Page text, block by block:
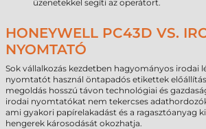
üzenetekkel segíti az operátort.
HONEYWELL PC43D VS.
NYOMTATÓ
Sok vállalkozás kezdetben hagyományos irodai
nyomtatót használ öntapadós etikettek
megoldás hosszú távon technológiai és
irodai nyomtatókat nem tekercses
ami gyakori papírelakadást és a ragasztóanyag
hengerek károsodását okozhatja.